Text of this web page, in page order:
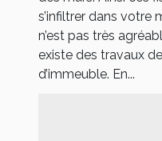
s’infiltrer dans votre
n’est pas très
existe des travaux
d’immeuble. En...